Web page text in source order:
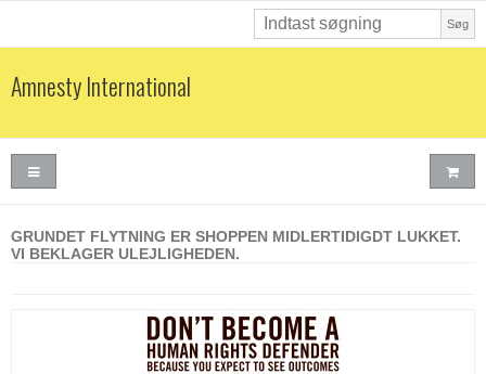
Søg
Amnesty International
GRUNDET FLYTNING ER SHOPPEN MIDLERTIDIGDT LUKKET.
VI BEKLAGER ULEJLIGHEDEN.